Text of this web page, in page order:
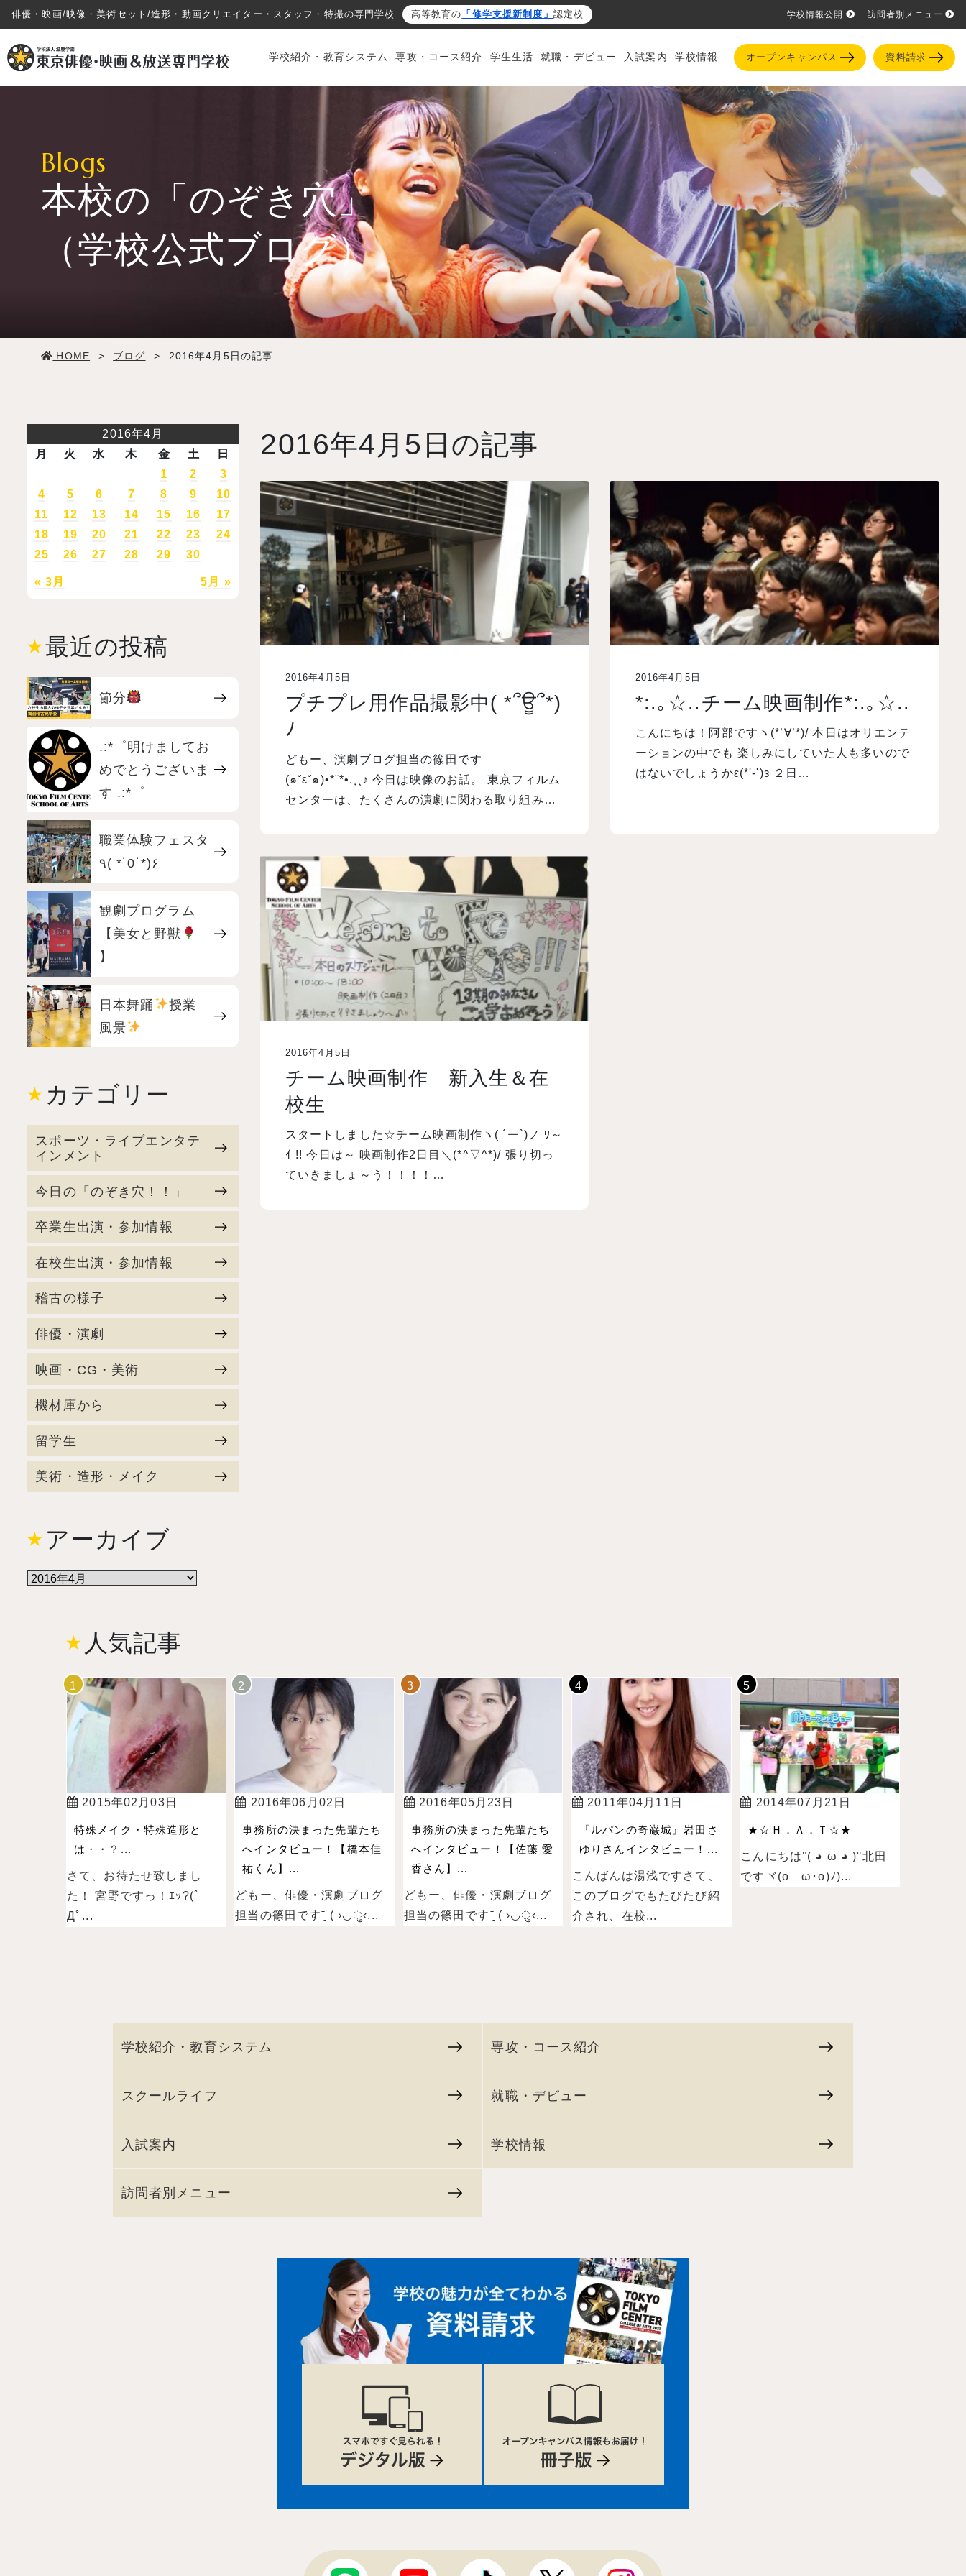
俳優・映画/映像・美術セット/造形・動画クリエイター・スタッフ・特撮の専門学校 高等教育の 「修学支援新制度」 認定校 学校情報公開 訪問者別メニュー
学校紹介・教育システム 専攻・コース紹介 学生生活 就職・デビュー 入試案内 学校情報 オープンキャンパス 資料請求
専攻・コース紹介
入試案内
オープンキャンパス
訪問者別メニュー
Blogs
本校の「のぞき穴」
（学校公式ブログ）
HOME > ブログ > 2016年4月5日の記事
2016年4 月 5 日の記事
2016年4月5日
プチプレ用作品撮影中( *՞ਊ՞*)
ﾉ
どもー、演劇ブログ担当の篠田です
(๑ˇεˇ๑)•*¨*•.¸¸♪ 今日は映像のお話。 東京フィルム
センターは、たくさんの演劇に関わる取り組み…
2016年4月5日
*:.｡☆..チーム映画制作*:.｡☆..
こんにちは！阿部ですヽ(*’∀’*)/ 本日はオリエンテ
ーションの中でも 楽しみにしていた人も多いので
はないでしょうかε(*'-')з ２日…
2016年4月5日
チーム映画制作 新入生＆在
校生
スタートしました☆チーム映画制作ヽ( ´￢`)ノ ﾜ～
ｲ !! 今日は～ 映画制作2日目＼(*^▽^*)/ 張り切っ
ていきましょ～う！！！！…
2016年4月
月
火 水 木 金 土 日
« 3月 5月 »
1 2
3
4
5 6 7 8 9
10
11
12 13 14 15 16
17
18
19 20 21 22 23
24
25
26 27 28 29 30
最近の投稿
節分
.:*゜明けましてお
めでとうございま
す .:*゜
職業体験フェスタ
٩( *˙0˙*)۶
観劇プログラム
【美女と野獣
】
日本舞踊
授業
風景
カテゴリー
スポーツ・ライブエンタテ
インメント
今日の「のぞき穴！！」
卒業生出演・参加情報
在校生出演・参加情報
稽古の様子
俳優・演劇
映画・CG・美術
機材庫から
留学生
美術・造形・メイク
アーカイブ
人気記事
2015年02月03日
特殊メイク・特殊造形と
は・・？...
さて、お待たせ致しまし
た！ 宮野ですっ！ｴｯ?(ﾟ
Дﾟ...
2016年06月02日
事務所の決まった先輩たち
へインタビュー！【橋本佳
祐くん】...
どもー、俳優・演劇ブログ
担当の篠田ですˉ̞̭ ( ›◡ु‹...
2016年05月23日
事務所の決まった先輩たち
へインタビュー！【佐藤 愛
香さん】...
どもー、俳優・演劇ブログ
担当の篠田ですˉ̞̭ ( ›◡ु‹...
2011年04月11日
『ルパンの奇巌城』岩田さ
ゆりさんインタビュー！...
こんばんは湯浅ですさて、
このブログでもたびたび紹
介され、在校...
2014年07月21日
★☆Ｈ．Ａ．Ｔ☆★
こんにちは°( ◕ ω ◕ )°北田
ですヾ(oゝω･o)ﾉ)...
学校紹介・教育システム 専攻・コース紹介
スクールライフ 就職・デビュー
入試案内 学校情報
訪問者別メニュー